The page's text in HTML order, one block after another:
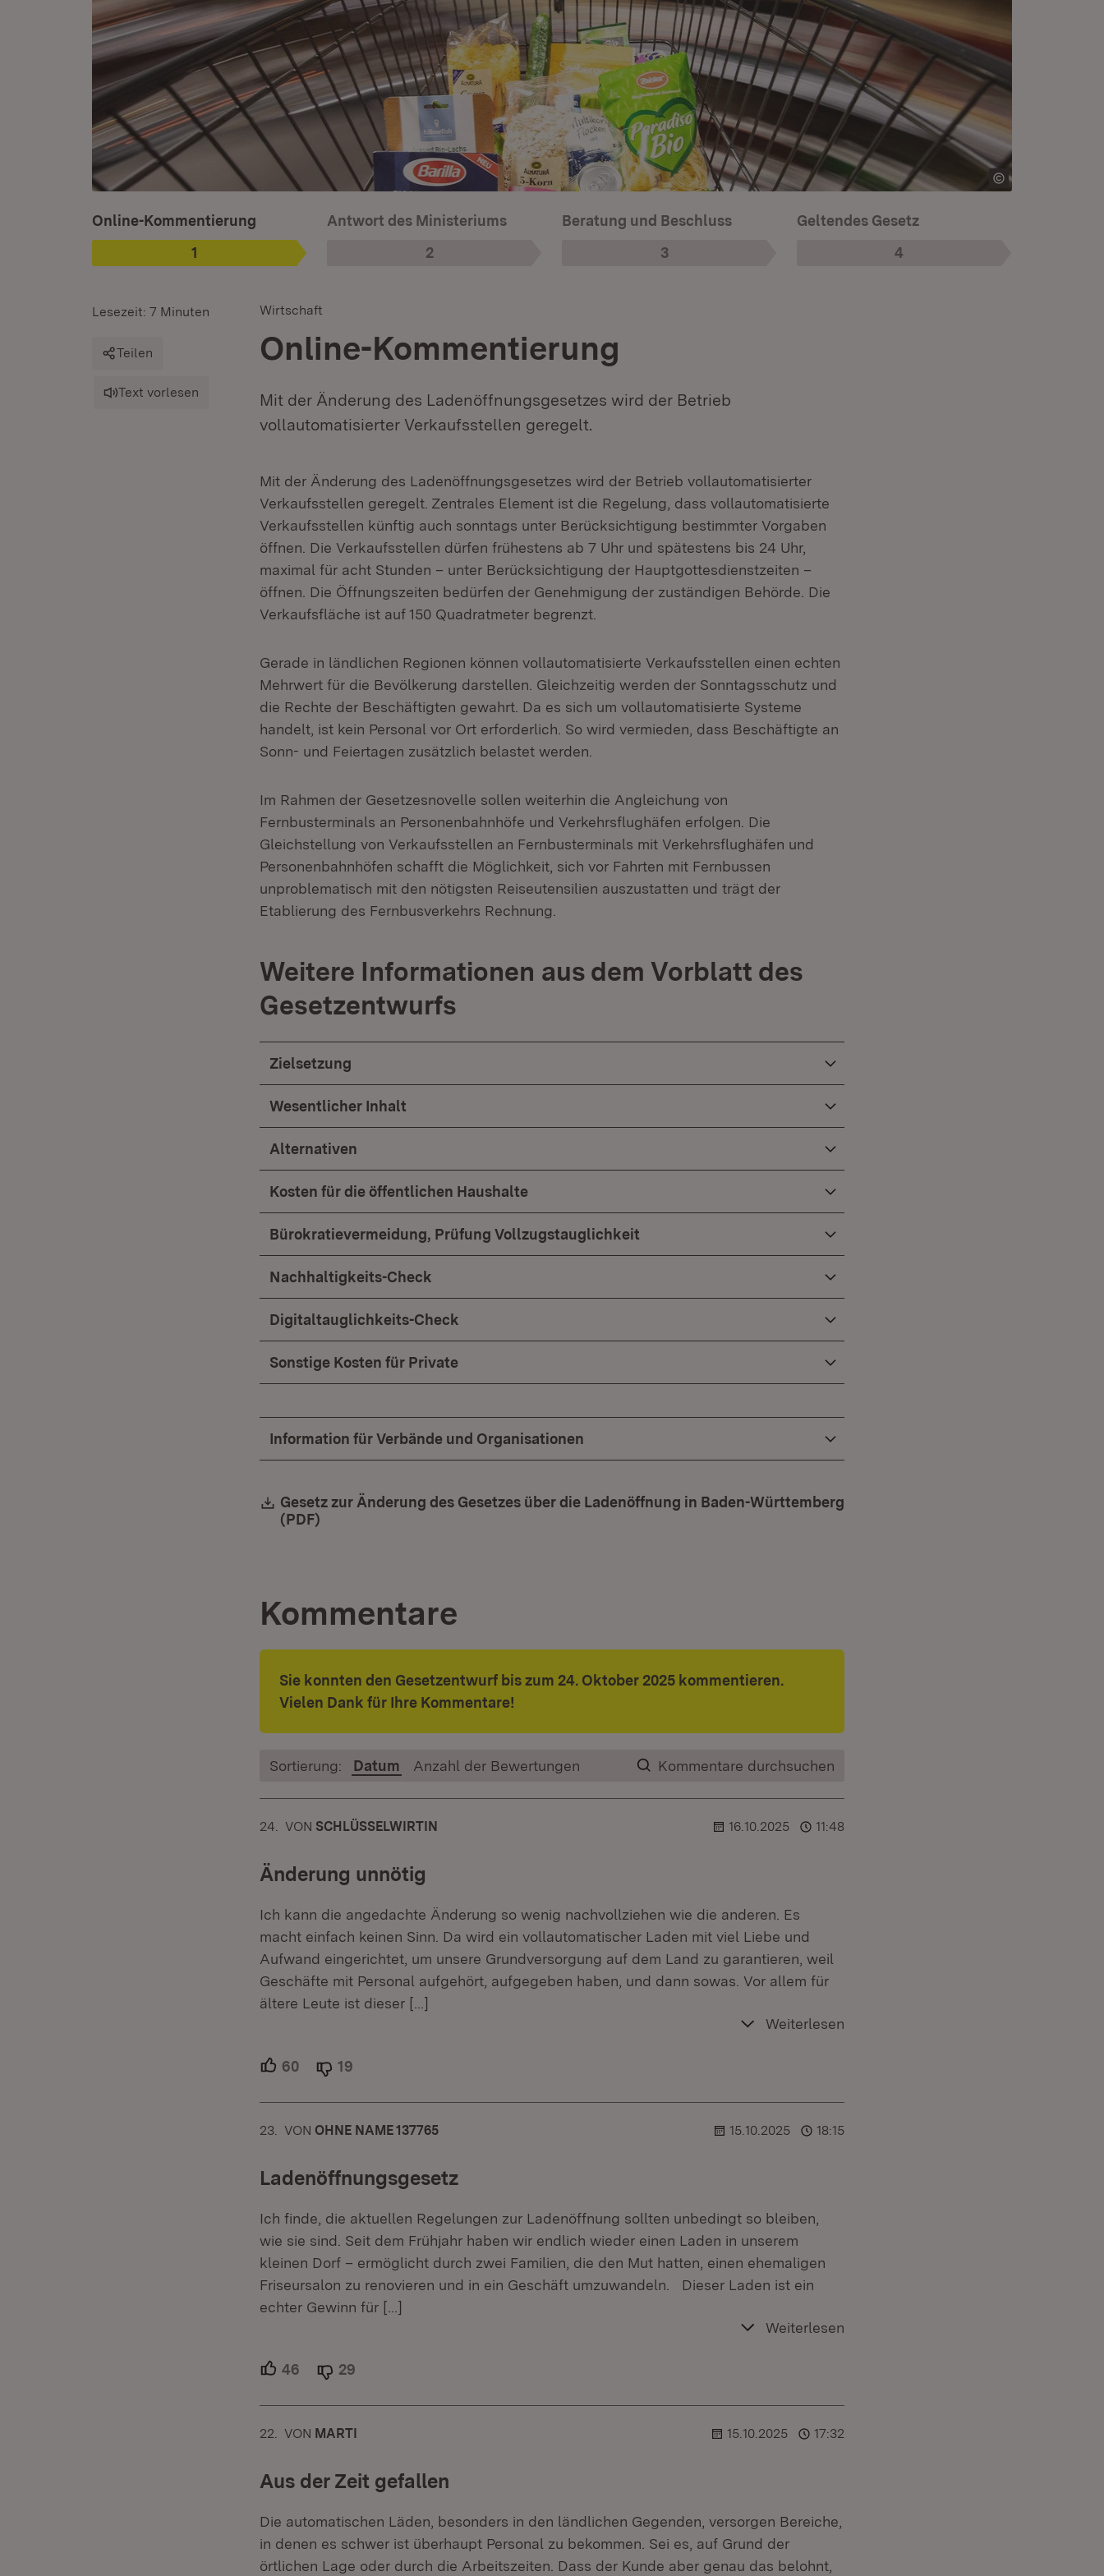
Phase
1
:
Ist ausgewählt. Ist die aktuelle Phase.
Online-Kommentierung
2
Antwort des Ministeriums
3
Beratung und Beschluss
4
Geltendes Gesetz
Wirtschaft
Online-Kommentierung
Mit der Änderung des Ladenöffnungsgesetzes wird der Betrieb
vollautomatisierter Verkaufsstellen geregelt.
Lesezeit: 7 Minuten
Teilen
Text vorlesen
Mit der Änderung des Ladenöffnungsgesetzes wird der Betrieb vollautomatisierter
Verkaufsstellen geregelt. Zentrales Element ist die Regelung, dass vollautomatisierte
Verkaufsstellen künftig auch sonntags unter Berücksichtigung bestimmter Vorgaben
öffnen. Die Verkaufsstellen dürfen frühestens ab 7 Uhr und spätestens bis 24 Uhr,
maximal für acht Stunden – unter Berücksichtigung der Hauptgottesdienstzeiten –
öffnen. Die Öffnungszeiten bedürfen der Genehmigung der zuständigen Behörde. Die
Verkaufsfläche ist auf 150 Quadratmeter begrenzt.
Gerade in ländlichen Regionen können vollautomatisierte Verkaufsstellen einen echten
Mehrwert für die Bevölkerung darstellen. Gleichzeitig werden der Sonntagsschutz und
die Rechte der Beschäftigten gewahrt. Da es sich um vollautomatisierte Systeme
handelt, ist kein Personal vor Ort erforderlich. So wird vermieden, dass Beschäftigte an
Sonn- und Feiertagen zusätzlich belastet werden.
Im Rahmen der Gesetzesnovelle sollen weiterhin die Angleichung von
Fernbusterminals an Personenbahnhöfe und Verkehrsflughäfen erfolgen. Die
Gleichstellung von Verkaufsstellen an Fernbusterminals mit Verkehrsflughäfen und
Personenbahnhöfen schafft die Möglichkeit, sich vor Fahrten mit Fernbussen
unproblematisch mit den nötigsten Reiseutensilien auszustatten und trägt der
Etablierung des Fernbusverkehrs Rechnung.
Weitere Informationen aus dem Vorblatt des
Gesetzentwurfs
Zielsetzung
Wesentlicher Inhalt
Alternativen
Kosten für die öffentlichen Haushalte
Bürokratievermeidung, Prüfung Vollzugstauglichkeit
Nachhaltigkeits-Check
Digitaltauglichkeits-Check
Sonstige Kosten für Private
Information für Verbände und Organisationen
Download:
Gesetz zur Änderung des Gesetzes über die Ladenöffnung in Baden-Württemberg
(PDF)
Kommentare
Sie konnten den Gesetzentwurf bis zum 24. Oktober 2025 kommentieren.
Vielen Dank für Ihre Kommentare!
Kommentare durchsuchen
Sortierung: Datum Anzahl der Bewertungen
24. KOMMENTAR
VON :SCHLÜSSELWIRTIN 16.10.2025 11:48
Änderung unnötig
Ich kann die angedachte Änderung so wenig nachvollziehen wie die anderen. Es
macht einfach keinen Sinn. Da wird ein vollautomatischer Laden mit viel Liebe und
Aufwand eingerichtet, um unsere Grundversorgung auf dem Land zu garantieren, weil
Geschäfte mit Personal aufgehört, aufgegeben haben, und dann sowas. Vor allem für
ältere Leute ist dieser […]
Weiterlesen
60 Unterstützer.
19
23. KOMMENTAR
VON :OHNE NAME 137765 15.10.2025 18:15
Ladenöffnungsgesetz
Ich finde, die aktuellen Regelungen zur Ladenöffnung sollten unbedingt so bleiben,
wie sie sind. Seit dem Frühjahr haben wir endlich wieder einen Laden in unserem
kleinen Dorf – ermöglicht durch zwei Familien, die den Mut hatten, einen ehemaligen
Friseursalon zu renovieren und in ein Geschäft umzuwandeln. Dieser Laden ist ein
echter Gewinn für […]
Weiterlesen
46 Unterstützer.
29
22. KOMMENTAR
VON :MARTI 15.10.2025 17:32
Aus der Zeit gefallen
Die automatischen Läden, besonders in den ländlichen Gegenden, versorgen Bereiche,
in denen es schwer ist überhaupt Personal zu bekommen. Sei es, auf Grund der
örtlichen Lage oder durch die Arbeitszeiten. Dass der Kunde aber genau das belohnt,